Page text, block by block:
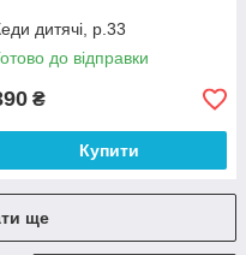
дитячі, р.33
до відправки
₴
Купити
ще